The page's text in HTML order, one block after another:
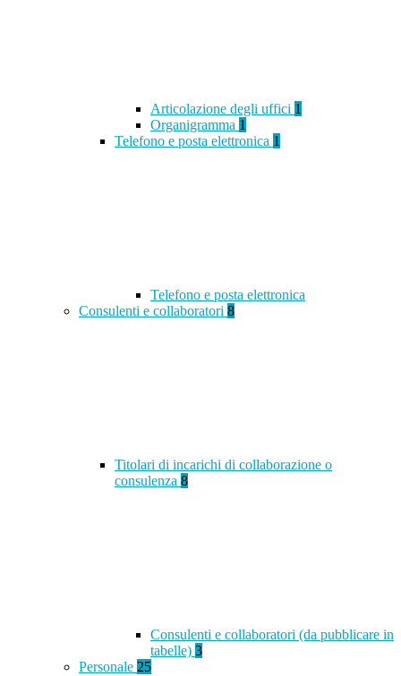
Articolazione degli uffici 1
Organigramma 1
Telefono e posta elettronica 1
Telefono e posta elettronica
Consulenti e collaboratori 8
Titolari di incarichi di collaborazione o
consulenza 8
Consulenti e collaboratori (da pubblicare in
tabelle) 3
Personale 25